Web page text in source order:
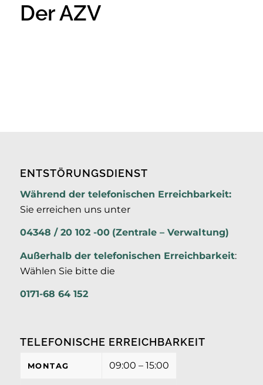
Der AZV
ENTSTÖRUNGSDIENST
Während der telefonischen Erreichbarkeit:
Sie erreichen uns unter
04348 / 20 102 -00 (Zentrale – Verwaltung)
Außerhalb der telefonischen Erreichbarkeit:
Wählen Sie bitte die
0171-68 64 152
TELEFONISCHE ERREICHBARKEIT
MONTAG 09:00 – 15:00